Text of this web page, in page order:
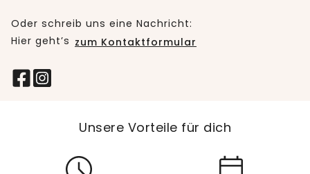
Oder schreib uns eine Nachricht:
Hier geht’s zum Kontaktformular
Unsere Vorteile für dich